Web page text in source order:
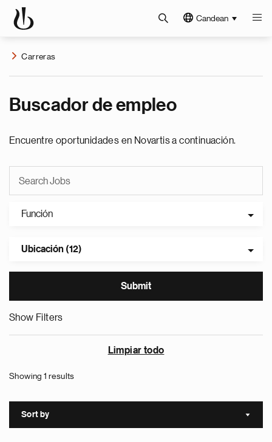
Candean
Carreras
Buscador de empleo
Encuentre oportunidades en Novartis a continuación.
Función
Ubicación (12)
Show Filters
Limpiar todo
Showing 1 results
Sort by Sort